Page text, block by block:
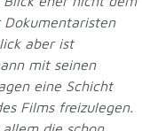
Dokumentaristen
aber ist
mit seinen
eine Schicht
Films freizulegen.